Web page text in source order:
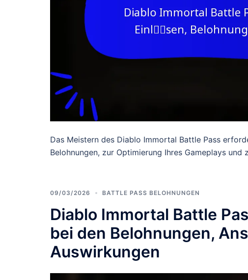
Das Meistern des Diablo Immortal Battle Pass
Belohnungen, zur Optimierung Ihres Gameplays und
09/03/2026 BATTLE PASS BELOHNUNGEN
Diablo Immortal Battle
bei den Belohnungen,
Auswirkungen